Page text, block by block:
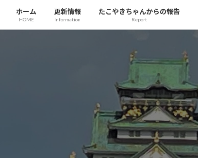
ホーム
HOME
更新情報
Information
たこやきちゃんからの報告
Report